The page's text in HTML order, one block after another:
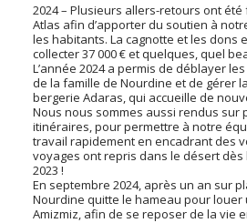
2024 – Plusieurs allers-retours ont
Atlas afin d’apporter du soutien à
les habitants. La cagnotte et les dons
collecter 37 000 € et quelques, quel
L’année 2024 a permis de déblayer
de la famille de Nourdine et de gérer
bergerie Adaras, qui accueille de
Nous nous sommes aussi rendus sur
itinéraires, pour permettre à notre
travail rapidement en encadrant des
voyages ont repris dans le désert dès
2023 !
En septembre 2024, après un an sur
Nourdine quitte le hameau pour louer
Amizmiz, afin de se reposer de la vie